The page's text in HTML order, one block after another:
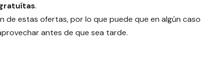
.
de estas ofertas, por lo que puede que en algún caso
antes de que sea tarde.